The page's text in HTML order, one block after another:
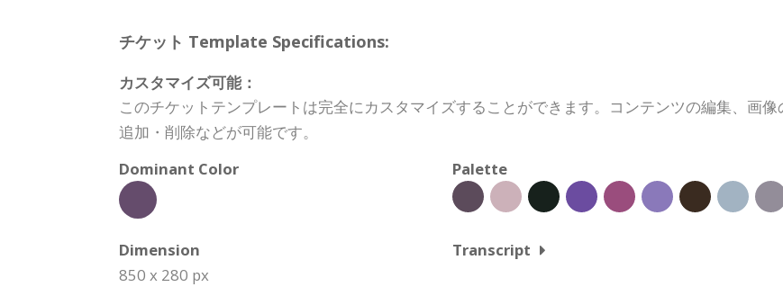
チケット Template Specifications:
カスタマイズ可能：
このチケットテンプレートは完全にカスタマイズすることができます。コンテンツの編集、画
追加・削除などが可能です。
Dominant Color
Palette
Dimension
850 x 280 px
Transcript